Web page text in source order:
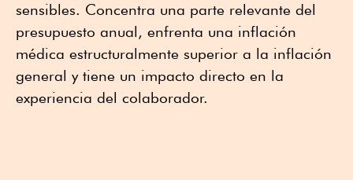
sensibles. Concentra una parte relevante del
presupuesto anual, enfrenta una inflación
médica estructuralmente superior a la inflación
general y tiene un impacto directo en la
experiencia del colaborador.